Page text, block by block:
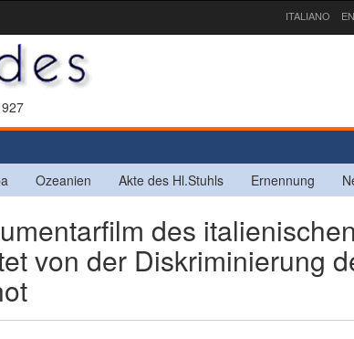
ITALIANO
Ozeanien Akte des Hl.Stuhls Ernennung
des italienischen
von der Diskriminierung